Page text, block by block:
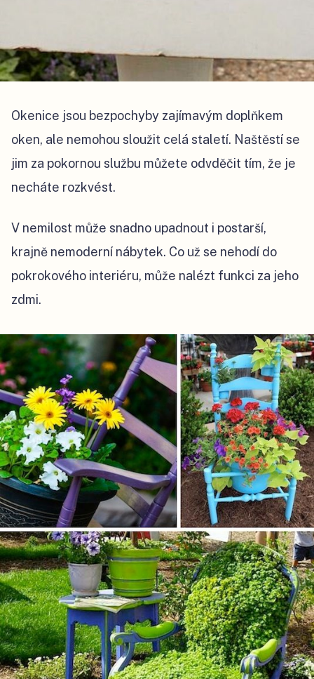
Okenice jsou bezpochyby zajímavým doplňkem
oken, ale nemohou sloužit celá staletí. Naštěstí se
jim za pokornou službu můžete odvděčit tím, že je
necháte rozkvést.
V nemilost může snadno upadnout i postarší,
krajně nemoderní nábytek. Co už se nehodí do
pokrokového interiéru, může nalézt funkci za jeho
zdmi.